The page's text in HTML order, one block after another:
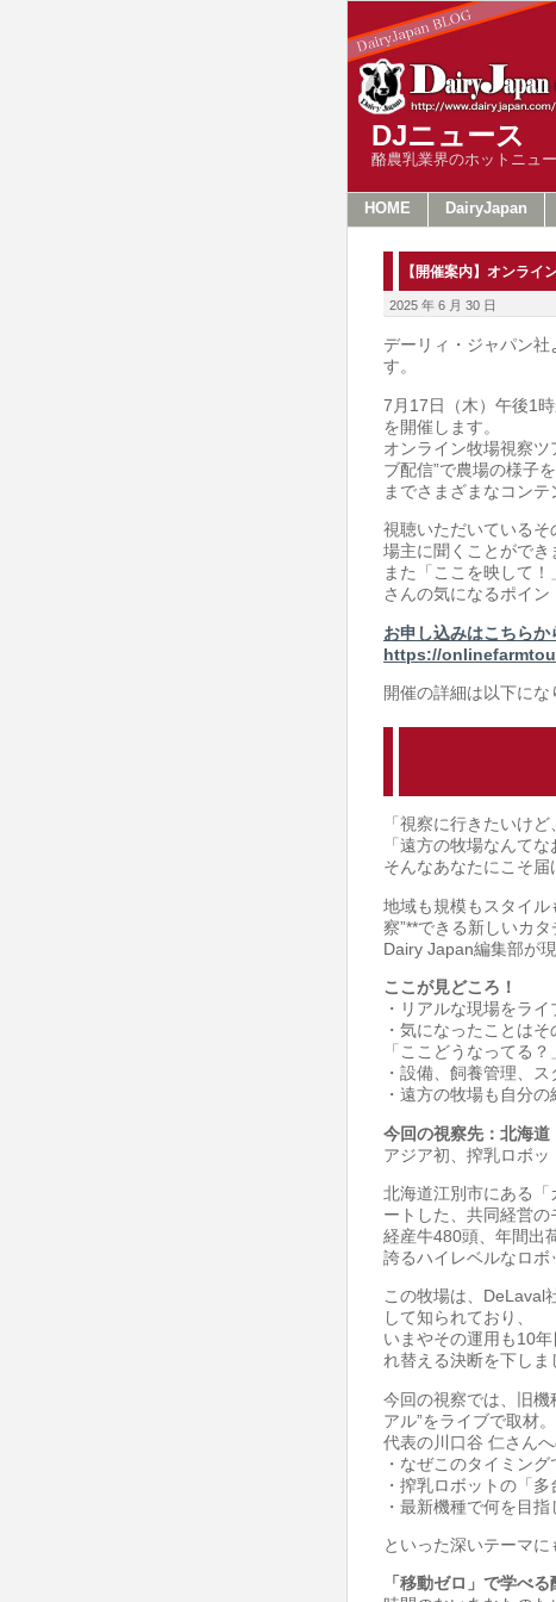
DJニュース
酪農乳業界のホットニュ
HOME DairyJapan
【開催案内】オンライ
2025 年 6 月 30 日
デーリィ・ジャパン
す。
7月17日（木）午後1
を開催します。
オンライン牧場視察
ブ配信”で農場の様子
までさまざまなコンテ
視聴いただいている
場主に聞くことができ
また「ここを映して
さんの気になるポイン
お申し込みはこちらか
https://
開催の詳細は以下にな
「視察に行きたいけど
「遠方の牧場なんてな
そんなあなたにこそ届
地域も規模もスタイル
察”**できる新しいカタ
Dairy Japan編集部が
ここが見どころ！
・リアルな現場をラ
・気になったことはそ
「ここどうなってる
・設備、飼養管理、
・遠方の牧場も自分
今回の視察先：北海道
アジア初、搾乳ロボッ
北海道江別市にある
ートした、共同経営の
経産牛480頭、年間出
誇るハイレベルなロボ
この牧場は、DeLaval
して知られており、
いまやその運用も10
れ替える決断を下しま
今回の視察では、旧機
アル”をライブで取材。
代表の川口谷 仁さん
・なぜこのタイミン
・搾乳ロボットの「
・最新機種で何を目
といった深いテーマに
「移動ゼロ」で学べる